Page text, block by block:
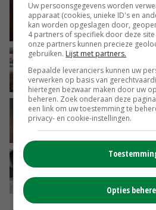
GD lanceert
10-01-2017
Varkensboer focust
14-09-2016
'Biest een
21-01-2016
Biest bevat vaak te
Uw persoonsgegevens worden
apparaat (cookies, unieke ID's en
kan worden opgeslagen door,
4 partners of specifiek door deze
onze partners kunnen precieze
gebruiken. Lijst met partners.
Bepaalde leveranciers kunnen uw
verwerken op basis van
hiertegen bezwaar maken door uw
beheren. Zoek onderaan deze
een link om uw toestemming te
privacy- en cookie-instellingen.
Opties